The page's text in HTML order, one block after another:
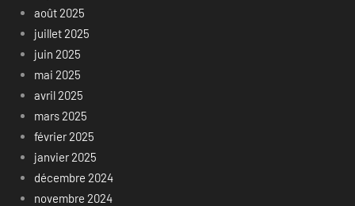
août 2025
juillet 2025
juin 2025
mai 2025
avril 2025
mars 2025
février 2025
janvier 2025
décembre 2024
novembre 2024